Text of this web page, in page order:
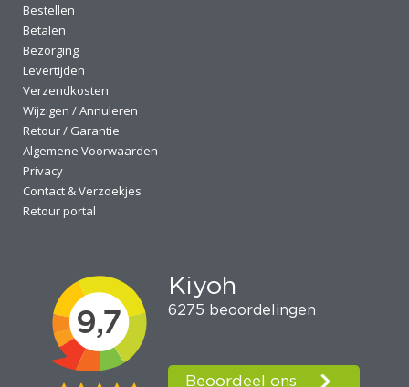
Bestellen
Betalen
Bezorging
Levertijden
Verzendkosten
Wijzigen / Annuleren
Retour / Garantie
Algemene Voorwaarden
Privacy
Contact & Verzoekjes
Retour portal